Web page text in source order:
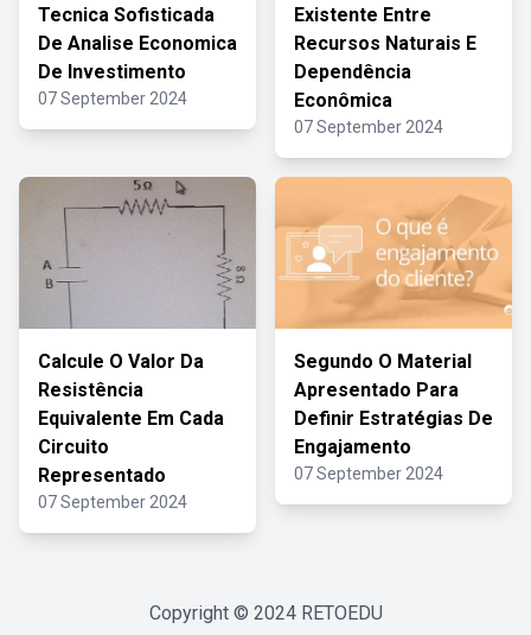
Tecnica Sofisticada
De Analise Economica
De Investimento
07 September 2024
Existente Entre
Recursos Naturais E
Dependência
Econômica
07 September 2024
Calcule O Valor Da
Resistência
Equivalente Em Cada
Circuito
Representado
07 September 2024
Segundo O Material
Apresentado Para
Definir Estratégias De
Engajamento
07 September 2024
Copyright © 2024 RETOEDU